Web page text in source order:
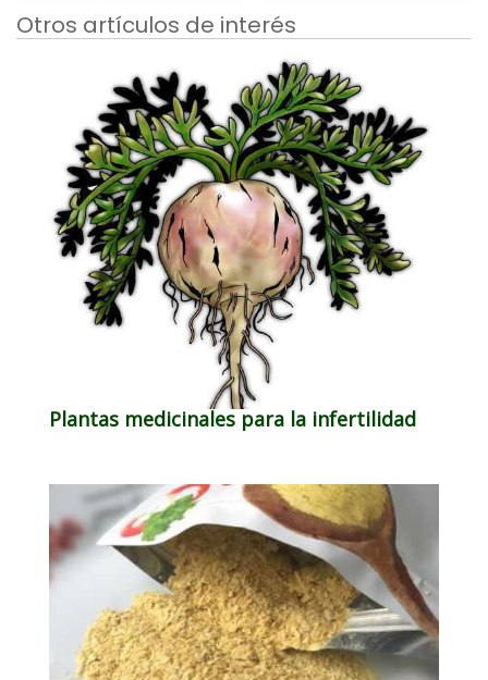
Otros artículos de interés
Plantas medicinales para la infertilidad